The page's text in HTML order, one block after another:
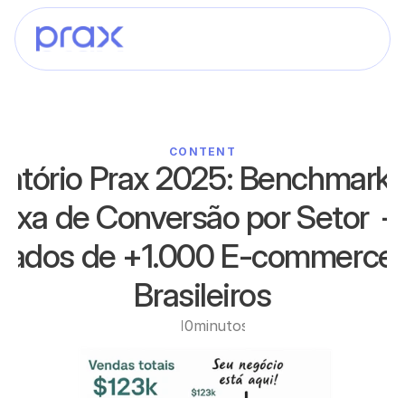
CONTENT
Prax 2025: Benchmark
de Conversão por Setor
de +1.000 E-
Brasileiros
10minutos